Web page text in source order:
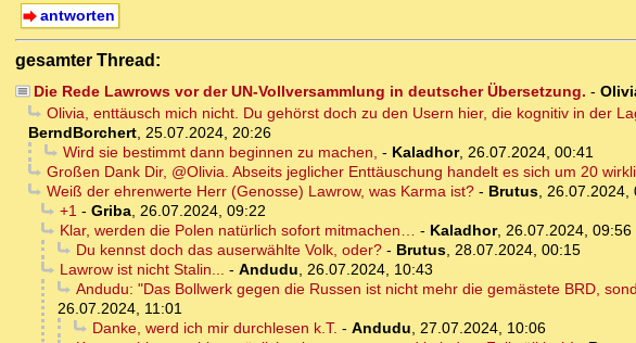
antworten
gesamter Thread:
Die Rede Lawrows vor der UN-Vollversammlung in deutscher Übersetzung. -
Olivia, enttäusch mich nicht. Du gehörst doch zu den Usern hier, die kognitiv in der
BerndBorchert, 25.07.2024, 20:26
Wird sie bestimmt dann beginnen zu machen, - Kaladhor, 26.07.2024, 00:41
Großen Dank Dir, @Olivia. Abseits jeglicher Enttäuschung handelt es sich um 20
Weiß der ehrenwerte Herr (Genosse) Lawrow, was Karma ist?- Brutus, 26.07.2024,
+1- Griba, 26.07.2024, 09:22
Klar, werden die Polen natürlich sofort mitmachen… - Kaladhor, 26.07.2024, 09:56
Du kennst doch das auserwählte Volk, oder?- Brutus, 28.07.2024, 00:15
Lawrow ist nicht Stalin... - Andudu, 26.07.2024, 10:43
Andudu: "Das Bollwerk gegen die Russen ist nicht mehr die gemästete BRD,
26.07.2024, 11:01
Danke, werd ich mir durchlesen k.T. - Andudu, 27.07.2024, 10:06